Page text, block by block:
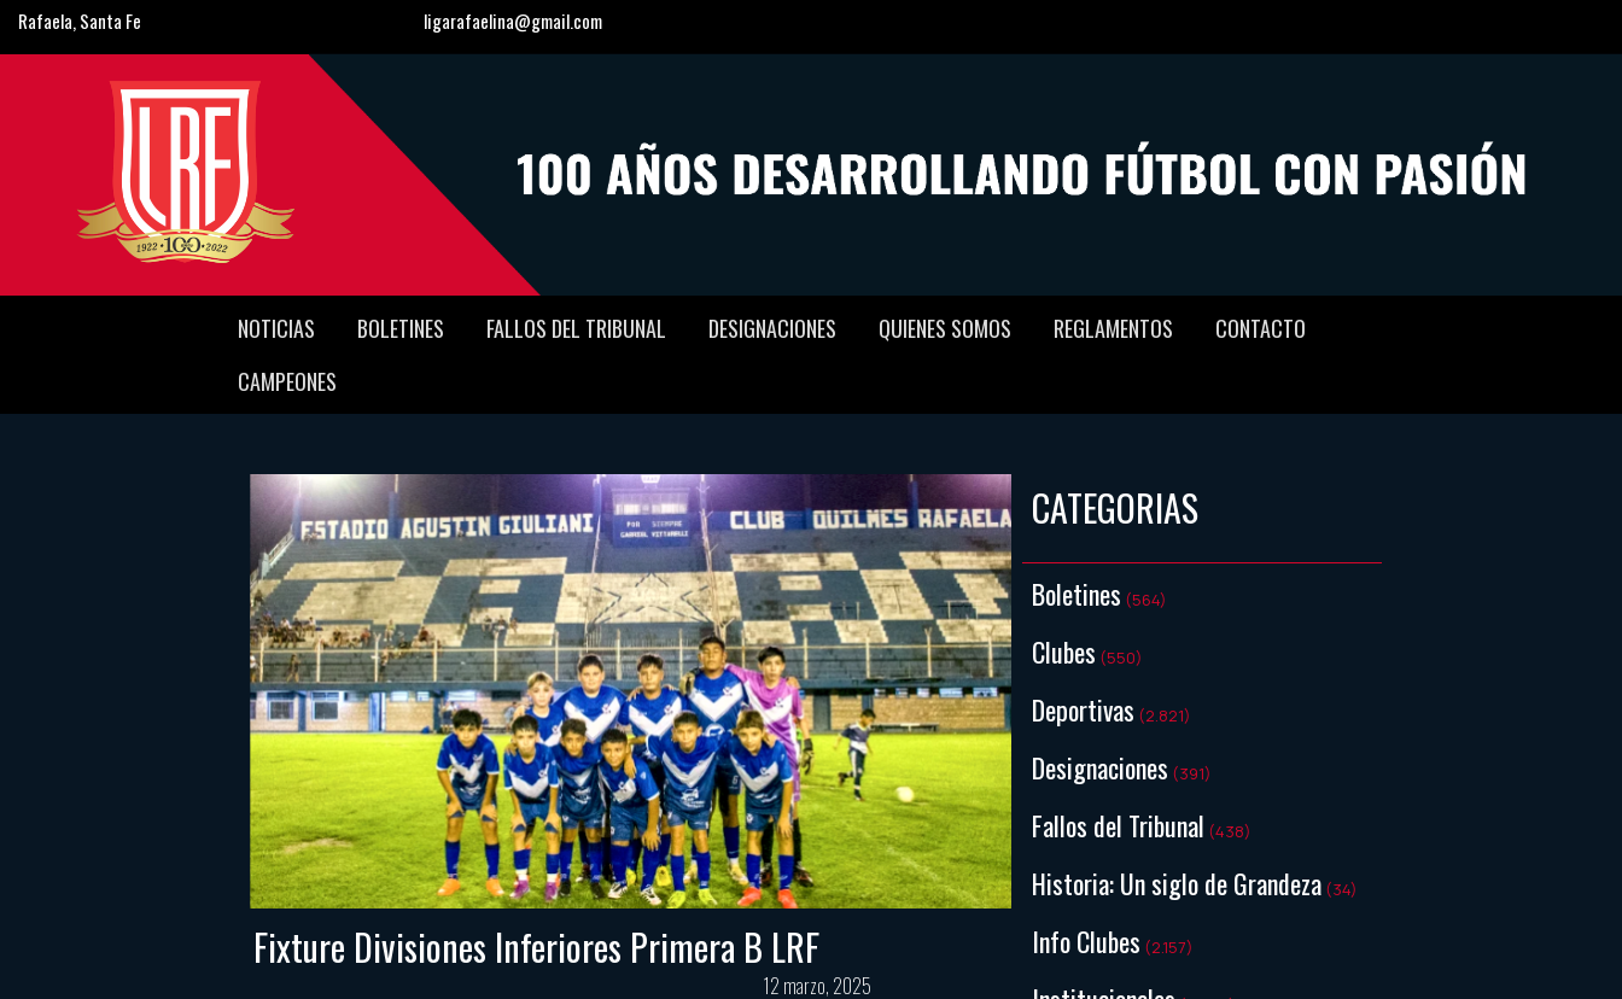
Rafaela, Santa Fe ligarafaelina@gmail.com
NOTICIAS BOLETINES FALLOS DEL TRIBUNAL DESIGNACIONES QUIENES SOMOS REGLAMENTOS
CONTACTO
CAMPEONES
Fixture Divisiones Inferiores Primera B LRF
12 marzo, 2025
CATEGORIAS
Boletines (564)
Clubes (550)
Deportivas (2.821)
Designaciones (391)
Fallos del Tribunal (438)
Historia: Un siglo de Grandeza (34)
Info Clubes (2.157)